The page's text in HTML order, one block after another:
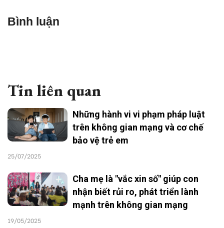
Bình luận
Tin liên quan
Những hành vi vi phạm pháp luật
trên không gian mạng và cơ chế
bảo vệ trẻ em
25/07/2025
Cha mẹ là "vắc xin số" giúp con
nhận biết rủi ro, phát triển lành
mạnh trên không gian mạng
19/05/2025